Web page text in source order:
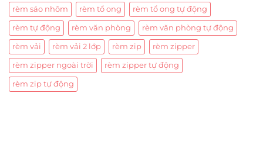
rèm sáo nhôm rèm tổ ong rèm tổ ong tự động
rèm tự động rèm văn phòng rèm văn phòng tự động
rèm vải rèm vải 2 lớp rèm zip rèm zipper
rèm zipper ngoài trời rèm zipper tự động
rèm zip tự động